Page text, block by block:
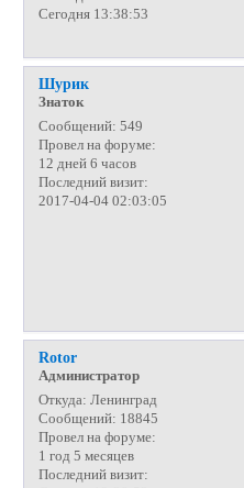
Сегодня 13:38:53
Шурик
Знаток
Сообщений: 549
Провел на форуме:
12 дней 6 часов
Последний визит:
2017-04-04 02:03:05
Rotor
Администратор
Откуда: Ленинград
Сообщений: 18845
Провел на форуме:
1 год 5 месяцев
Последний визит: